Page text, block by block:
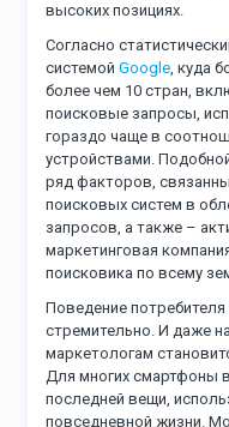
высоких позициях.
Согласно
системойGoogle, куда
более чем 10 стран,
поисковые запросы,
гораздо чаще в
устройствами.
ряд факторов,
поисковых систем в
запросов, а также –
маркетинговая
поисковика по всему
Поведение
стремительно. И даже
маркетологам
Для многих смартфоны
последней вещи,
повседневной жизни.